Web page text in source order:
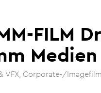
FILM
VFX Corporate-/Imagefilm